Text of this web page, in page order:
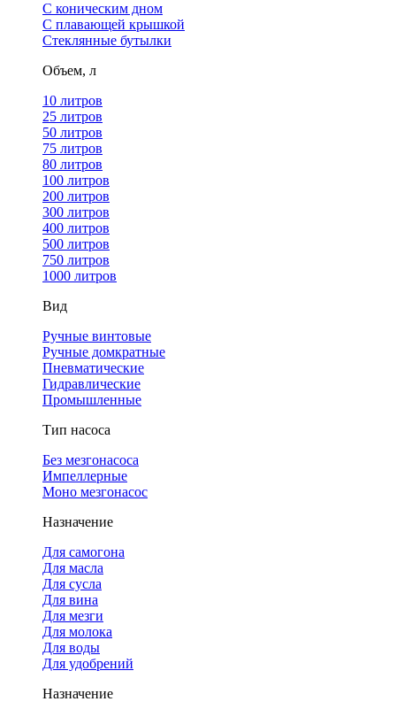
С коническим дном
С плавающей крышкой
Стеклянные бутылки
Объем, л
10 литров
25 литров
50 литров
75 литров
80 литров
100 литров
200 литров
300 литров
400 литров
500 литров
750 литров
1000 литров
Вид
Ручные винтовые
Ручные домкратные
Пневматические
Гидравлические
Промышленные
Тип насоса
Без мезгонасоса
Импеллерные
Моно мезгонасос
Назначение
Для самогона
Для масла
Для сусла
Для вина
Для мезги
Для молока
Для воды
Для удобрений
Назначение